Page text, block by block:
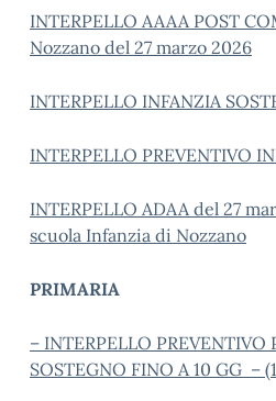
INTERPELLO AAAA POST
Nozzano del 27 marzo 2026
INTERPELLO INFANZIA
INTERPELLO PREVENTIVO
INTERPELLO ADAA del 27
scuola Infanzia di Nozzano
PRIMARIA
– INTERPELLO PREVENTIVO
SOSTEGNO FINO A 10 GG –